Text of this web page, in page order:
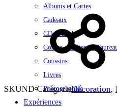
Albums et Cartes
Cadeaux
CD et Dvd
Cornes et Têtes de
Coussins
Livres
Photographies
Expériences
SKUND CatégorieDécoration,